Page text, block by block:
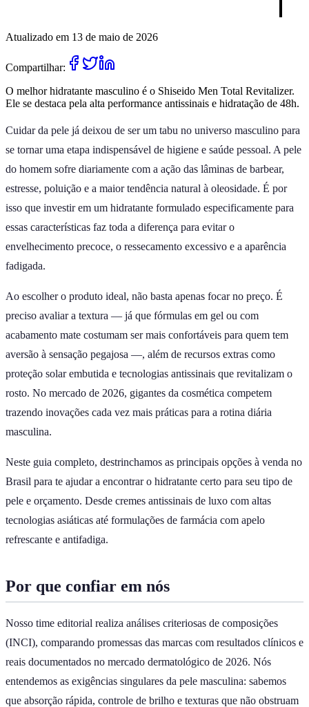
Atualizado em 13 de maio de 2026
Compartilhar:
O melhor hidratante masculino é o Shiseido Men Total Revitalizer.
Ele se destaca pela alta performance antissinais e hidratação de 48h.
Cuidar da pele já deixou de ser um tabu no universo masculino para
se tornar uma etapa indispensável de higiene e saúde pessoal. A pele
do homem sofre diariamente com a ação das lâminas de barbear,
estresse, poluição e a maior tendência natural à oleosidade. É por
isso que investir em um hidratante formulado especificamente para
essas características faz toda a diferença para evitar o
envelhecimento precoce, o ressecamento excessivo e a aparência
fadigada.
Ao escolher o produto ideal, não basta apenas focar no preço. É
preciso avaliar a textura — já que fórmulas em gel ou com
acabamento mate costumam ser mais confortáveis para quem tem
aversão à sensação pegajosa —, além de recursos extras como
proteção solar embutida e tecnologias antissinais que revitalizam o
rosto. No mercado de 2026, gigantes da cosmética competem
trazendo inovações cada vez mais práticas para a rotina diária
masculina.
Neste guia completo, destrinchamos as principais opções à venda no
Brasil para te ajudar a encontrar o hidratante certo para seu tipo de
pele e orçamento. Desde cremes antissinais de luxo com altas
tecnologias asiáticas até formulações de farmácia com apelo
refrescante e antifadiga.
Por que confiar em nós
Nosso time editorial realiza análises criteriosas de composições
(INCI), comparando promessas das marcas com resultados clínicos e
reais documentados no mercado dermatológico de 2026. Nós
entendemos as exigências singulares da pele masculina: sabemos
que absorção rápida, controle de brilho e texturas que não obstruam